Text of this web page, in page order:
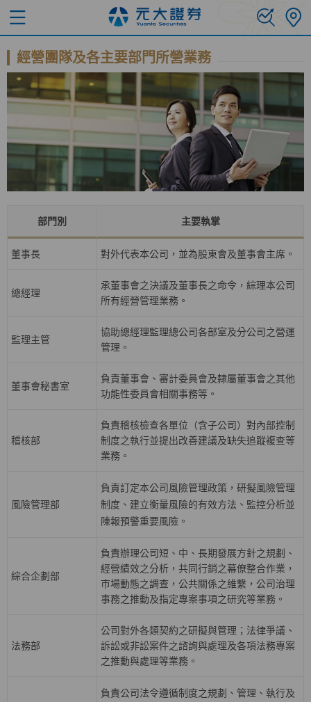
經營團隊及各主要部門所營業務
部門別 主要執掌
董事長 對外代表本公司，並為股東會及董事會主席。
總經理
承董事會之決議及董事長之命令，綜理本公司
所有經營管理業務。
監理主管
協助總經理監理總公司各部室及分公司之營運
管理。
董事會秘書室
負責董事會、審計委員會及隸屬董事會之其他
功能性委員會相關事務等。
稽核部
負責稽核檢查各單位（含子公司）對內部控制
制度之執行並提出改善建議及缺失追蹤複查等
業務。
風險管理部
負責訂定本公司風險管理政策，研擬風險管理
制度、建立衡量風險的有效方法、監控分析並
陳報預警重要風險。
綜合企劃部
負責辦理公司短、中、長期發展方針之規劃、
經營績效之分析，共同行銷之幕僚整合作業，
巿場動態之調查，公共關係之維繫，公司治理
事務之推動及指定專案事項之研究等業務。
法務部
公司對外各類契約之研擬與管理；法律爭議、
訴訟或非訟案件之諮詢與處理及各項法務專案
之推動與處理等業務。
負責公司法令遵循制度之規劃、管理、執行及